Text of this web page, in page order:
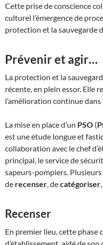
Cette prise de conscience
culturel l’émergence de
protection et la sauvegarde
Prévenir et agir…
La protection et la
récente, en plein essor. Elle
l’amélioration continue dans
La mise en place d’un PSO (
est une étude longue et
collaboration avec le chef
principal, le service de
sapeurs-pompiers.
de recenser , decatégoriser
Recenser
En premier lieu, cette phase
d’établissement, aidé de